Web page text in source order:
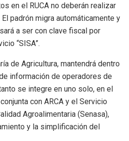
en el RUCA no deberán realizar
padrón migra automáticamente y
a ser con clave fiscal por
“SISA”.
de Agricultura, mantendrá dentro
información de operadores de
se integre en uno solo, en el
con ARCA y el Servicio
Agroalimentaria (Senasa),
y la simplificación del